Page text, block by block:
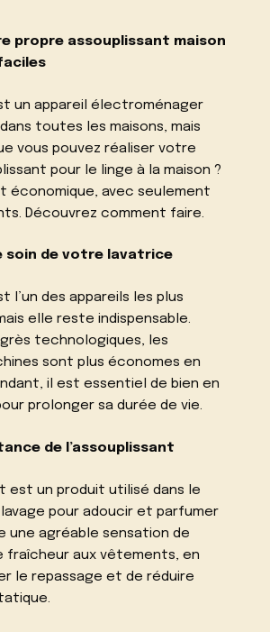
propre assouplissant maison
un appareil électroménager
toutes les maisons, mais
vous pouvez réaliser votre
pour le linge à la maison ?
économique, avec seulement
Découvrez comment faire.
soin de votre lavatrice
l’un des appareils les plus
elle reste indispensable.
technologiques, les
sont plus économes en
il est essentiel de bien en
prolonger sa durée de vie.
de l’assouplissant
est un produit utilisé dans le
pour adoucir et parfumer
une agréable sensation de
fraîcheur aux vêtements, en
le repassage et de réduire